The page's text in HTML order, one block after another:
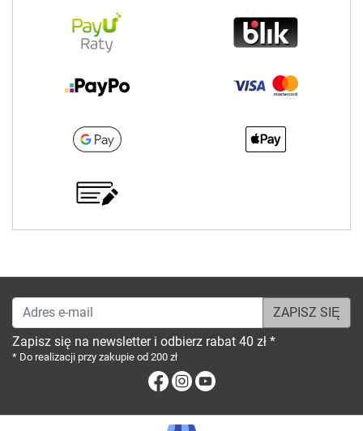
Adres e-mail
Zapisz się na newsletter i odbierz rabat 40 zł *
* Do realizacji przy zakupie od 200 zł
FacebookInstagram